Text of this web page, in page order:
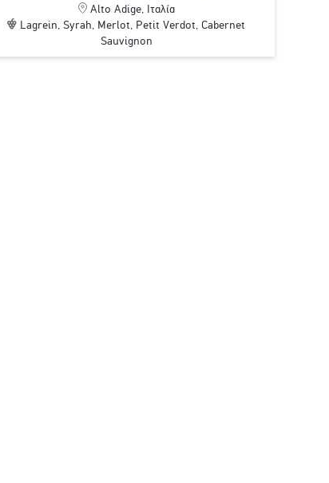
Alto Adige, Ιταλία
Lagrein, Syrah, Merlot, Petit Verdot, Cabernet
Sauvignon